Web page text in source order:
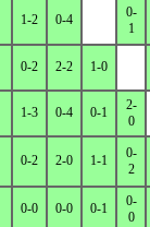
1-2 0-4
0-
1
0-2 2-2 1-0
1-3 0-4 0-1
2-
0
0-2 2-0 1-1
0-
2
0-0 0-0 0-1
0-
0